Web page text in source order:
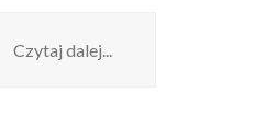
Czytaj dalej...